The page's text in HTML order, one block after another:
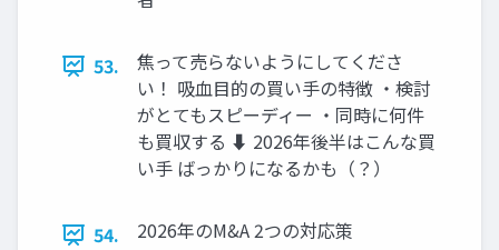
53.
焦って売らないようにしてくださ
い！ 吸血目的の買い手の特徴 ・検討
がとてもスピーディー ・同時に何件
も買収する ⬇ 2026年後半はこんな買
い手 ばっかりになるかも（？）
54. 2026年のM&A 2つの対応策